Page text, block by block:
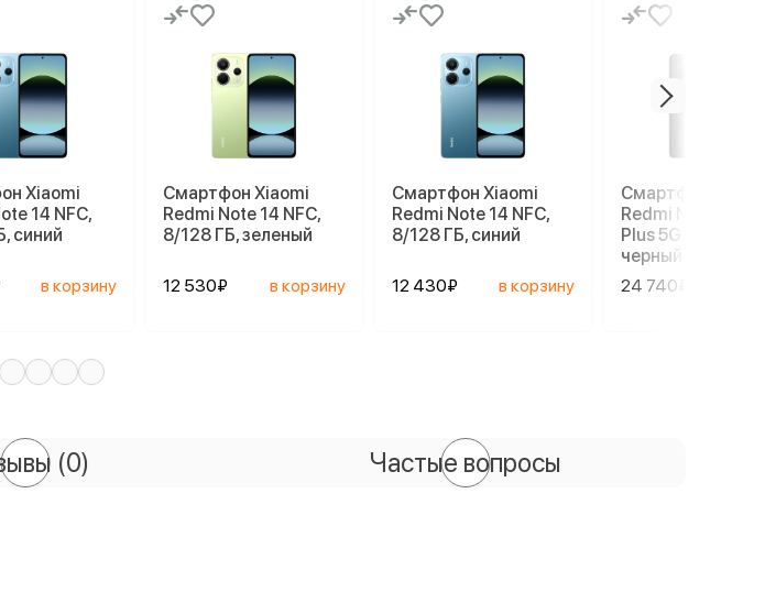
Xiaomi
14 NFC,
синий
в корзину
Смартфон Xiaomi
Redmi Note 14 NFC,
8/128 ГБ, зеленый
12 530₽ в корзину
Смартфон Xiaomi
Redmi Note 14 NFC,
8/128 ГБ, синий
12 430₽ в корзину
Смартфон
Redmi Note 14
Plus 5G 8/256 ГБ,
черный
24 740₽
(0) Частые вопросы